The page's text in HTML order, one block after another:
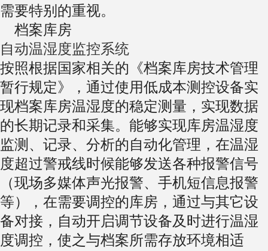
需要特别的重视。
档案库房
自动温湿度监控系统
按照根据国家相关的《档案库房技术管理
暂行规定》，通过使用低成本测控设备实
现档案库房温湿度的稳定测量，实现数据
的长期记录和采集。能够实现库房温湿度
监测、记录、分析的自动化管理，在温湿
度超过警戒线时候能够发送各种报警信号
（现场多媒体声光报警、手机短信息报警
等），在需要调控的库房，通过与其它设
备对接，自动开启调节设备及时进行温湿
度调控，使之与档案所需存放环境相适